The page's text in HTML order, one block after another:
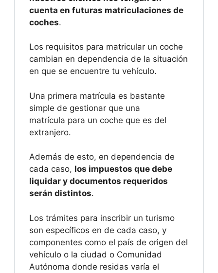
cuenta en futuras matriculaciones de
coches.
Los requisitos para matricular un coche
cambian en dependencia de la situación
en que se encuentre tu vehículo.
Una primera matrícula es bastante
simple de gestionar que una
matrícula para un coche que es del
extranjero.
Además de esto, en dependencia de
cada caso, los impuestos que debe
liquidar y documentos requeridos
serán distintos.
Los trámites para inscribir un turismo
son específicos en de cada caso, y
componentes como el país de origen del
vehículo o la ciudad o Comunidad
Autónoma donde residas varía el